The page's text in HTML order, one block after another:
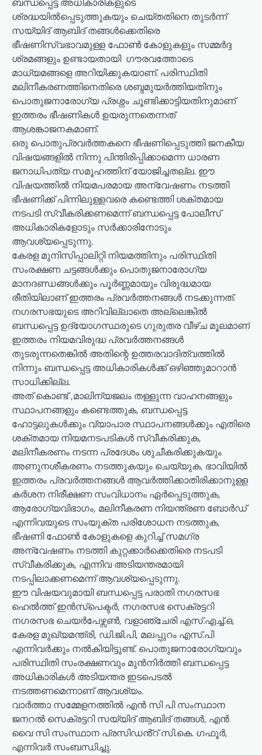
ശ്രദ്ധയിൽപ്പെടുത്തുകയും ചെയ്തതിനെ തുടർന്ന്
സയ്യിദ് ആബിദ് തങ്ങൾക്കെതിരെ
ഭീഷണിസ്വഭാവമുള്ള ഫോൺ കോളുകളും സമ്മർദ്ദ
ശ്രമങ്ങളും ഉണ്ടായതായി ഗൗരവത്തോടെ
മാധ്യമങ്ങളെ അറിയിക്കുകയാണ്. പരിസ്ഥിതി
മലിനീകരണത്തിനെതിരെ ശബ്ദമുയർത്തിയതിനും
പൊതുജനാരോഗ്യ പ്രശ്നം ചൂണ്ടിക്കാട്ടിയതിനുമാണ്
ഇത്തരം ഭീഷണികൾ ഉയരുന്നതെന്നത്
ആശങ്കാജനകമാണ്.
ഒരു പൊതുപ്രവർത്തകനെ ഭീഷണിപ്പെടുത്തി ജനകീയ
വിഷയങ്ങളിൽ നിന്നു പിന്തിരിപ്പിക്കാമെന്ന ധാരണ
ജനാധിപത്യ സമൂഹത്തിന് യോജിച്ചതല്ല. ഈ
വിഷയത്തിൽ നിയമപരമായ അന്വേഷണം നടത്തി
ഭീഷണിക്ക് പിന്നിലുള്ളവരെ കണ്ടെത്തി ശക്തമായ
നടപടി സ്വീകരിക്കണമെന്ന് ബന്ധപ്പെട്ട പോലീസ്
അധികാരികളോടും സർക്കാരിനോടും
ആവശ്യപ്പെടുന്നു.
കേരള മുനിസിപ്പാലിറ്റി നിയമത്തിനും പരിസ്ഥിതി
സംരക്ഷണ ചട്ടങ്ങൾക്കും പൊതുജനാരോഗ്യ
മാനദണ്ഡങ്ങൾക്കും പൂർണ്ണമായും വിരുദ്ധമായ
രീതിയിലാണ് ഇത്തരം പ്രവർത്തനങ്ങൾ നടക്കുന്നത്.
നഗരസഭയുടെ അറിവില്ലാതെ അല്ലെങ്കിൽ
ബന്ധപ്പെട്ട ഉദ്യോഗസ്ഥരുടെ ഗുരുതര വീഴ്ച മൂലമാണ്
ഇത്തരം നിയമവിരുദ്ധ പ്രവർത്തനങ്ങൾ
തുടരുന്നതെങ്കിൽ അതിന്റെ ഉത്തരവാദിത്വത്തിൽ
നിന്നും ബന്ധപ്പെട്ട അധികാരികൾക്ക് ഒഴിഞ്ഞുമാറാൻ
സാധിക്കില്ല.
അത് കൊണ്ട് ,മാലിന്യജലം തള്ളുന്ന വാഹനങ്ങളും
സ്ഥാപനങ്ങളും കണ്ടെത്തുക, ബന്ധപ്പെട്ട
ഹോട്ടലുകൾക്കും വ്യാപാര സ്ഥാപനങ്ങൾക്കും എതിരെ
ശക്തമായ നിയമനടപടികൾ സ്വീകരിക്കുക,
മലിനീകരണം നടന്ന പ്രദേശം ശുചീകരിക്കുകയും
അണുനശീകരണം നടത്തുകയും ചെയ്യുക, ഭാവിയിൽ
ഇത്തരം പ്രവർത്തനങ്ങൾ ആവർത്തിക്കാതിരിക്കാനുള്ള
കർശന നിരീക്ഷണ സംവിധാനം ഏർപ്പെടുത്തുക,
ആരോഗ്യവിഭാഗം, മലിനീകരണ നിയന്ത്രണ ബോർഡ്
എന്നിവയുടെ സംയുക്ത പരിശോധന നടത്തുക,
ഭീഷണി ഫോൺ കോളുകളെ കുറിച്ച് സമഗ്ര
അന്വേഷണം നടത്തി കുറ്റക്കാർക്കെതിരെ നടപടി
സ്വീകരിക്കുക, എന്നിവ അടിയന്തരമായി
നടപ്പിലാക്കണമെന്ന് ആവശ്യപ്പെടുന്നു.
ഈ വിഷയവുമായി ബന്ധപ്പെട്ട പരാതി നഗരസഭ
ഹെൽത്ത് ഇൻസ്പെക്ടർ, നഗരസഭ സെക്രട്ടറി
നഗരസഭ ചെയർപേഴ്സൺ, വളാഞ്ചേരി എസ്.എച്ച്.ഒ,
കേരള മുഖ്യമന്ത്രി, ഡി.ജി.പി, മലപ്പുറം എസ്.പി
എന്നിവർക്കും നൽകിയിട്ടുണ്ട്. പൊതുജനാരോഗ്യവും
പരിസ്ഥിതി സംരക്ഷണവും മുൻനിർത്തി ബന്ധപ്പെട്ട
അധികാരികൾ അടിയന്തര ഇടപെടൽ
നടത്തണമെന്നാണ് ആവശ്യം.
വാർത്താ സമ്മേളനത്തിൽ എൻ സി പി സംസ്ഥാന
ജനറൽ സെക്രട്ടറി സയ്യിദ് ആബിദ് തങ്ങൾ, എൻ
വൈ സി സംസ്ഥാന പ്രസിഡൻ്റ് സി.കെ. ഗഫൂർ,
എന്നിവർ സംബന്ധിച്ചു.